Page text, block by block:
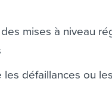
mises à niveau
les défaillances ou